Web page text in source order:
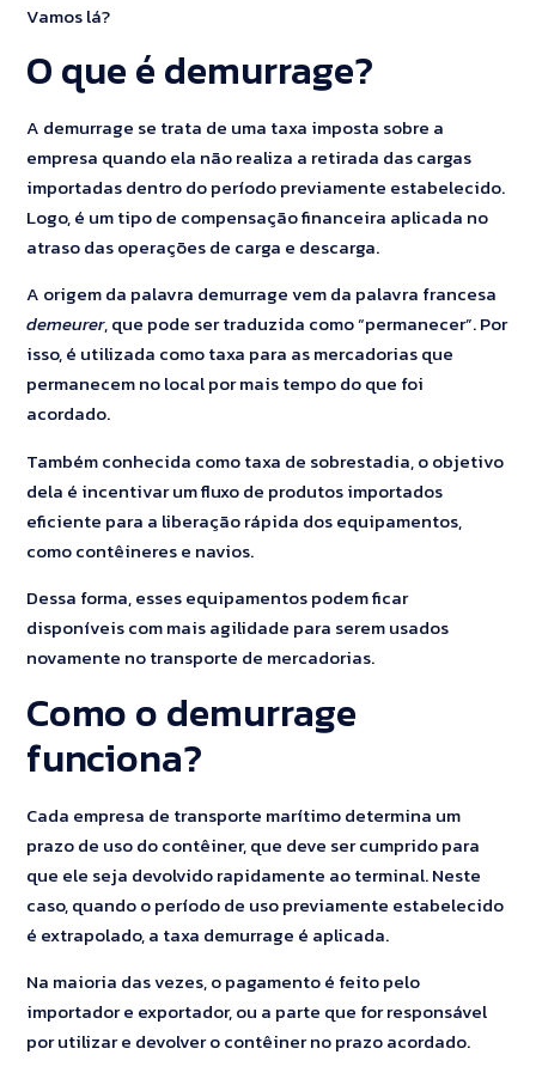
Vamos lá?
O que é demurrage?
A demurrage se trata de uma taxa imposta sobre a
empresa quando ela não realiza a retirada das cargas
importadas dentro do período previamente estabelecido.
Logo, é um tipo de compensação financeira aplicada no
atraso das operações de carga e descarga.
A origem da palavra demurrage vem da palavra francesa
demeurer, que pode ser traduzida como “permanecer”. Por
isso, é utilizada como taxa para as mercadorias que
permanecem no local por mais tempo do que foi
acordado.
Também conhecida como taxa de sobrestadia, o objetivo
dela é incentivar um fluxo de produtos importados
eficiente para a liberação rápida dos equipamentos,
como contêineres e navios.
Dessa forma, esses equipamentos podem ficar
disponíveis com mais agilidade para serem usados
novamente no transporte de mercadorias.
Como o demurrage
funciona?
Cada empresa de transporte marítimo determina um
prazo de uso do contêiner, que deve ser cumprido para
que ele seja devolvido rapidamente ao terminal. Neste
caso, quando o período de uso previamente estabelecido
é extrapolado, a taxa demurrage é aplicada.
Na maioria das vezes, o pagamento é feito pelo
importador e exportador, ou a parte que for responsável
por utilizar e devolver o contêiner no prazo acordado.